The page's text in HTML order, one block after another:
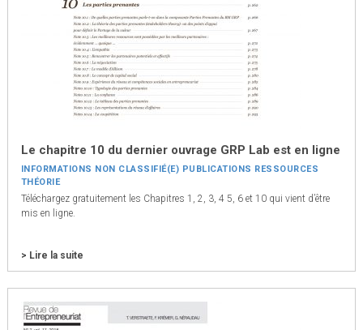
Le chapitre 10 du dernier ouvrage GRP Lab est en ligne
INFORMATIONS NON CLASSIFIÉ(E) PUBLICATIONS RESSOURCES
THÉORIE
Téléchargez gratuitement les Chapitres 1, 2, 3, 4 5, 6 et 10 qui vient d’être
mis en ligne.
> Lire la suite